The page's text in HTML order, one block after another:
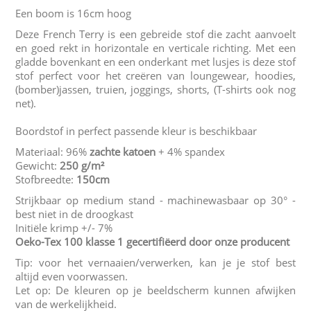
Een boom is 16cm hoog
Deze French Terry is een gebreide stof die zacht aanvoelt
en goed rekt in horizontale en verticale richting. Met een
gladde bovenkant en een onderkant met lusjes is deze stof
stof perfect voor het creëren van loungewear, hoodies,
(bomber)jassen, truien, joggings, shorts, (T-shirts ook nog
net).
Boordstof in perfect passende kleur is beschikbaar
Materiaal: 96%zachte katoen + 4% spandex
Gewicht: 250 g/m²
Stofbreedte: 150cm
Strijkbaar op medium stand - machinewasbaar op 30° -
best niet in de droogkast
Initiële krimp +/- 7%
Oeko-Tex 100 klasse 1 gecertifiëerd door onze producent
Tip: voor het vernaaien/verwerken, kan je je stof best
altijd even voorwassen.
Let op: De kleuren op je beeldscherm kunnen afwijken
van de werkelijkheid.